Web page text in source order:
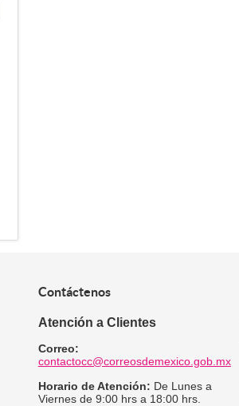
Contáctenos
Atención a Clientes
Correo:
contactocc@correosdemexico.gob.mx
Horario de Atención: De Lunes a
Viernes de 9:00 hrs a 18:00 hrs.